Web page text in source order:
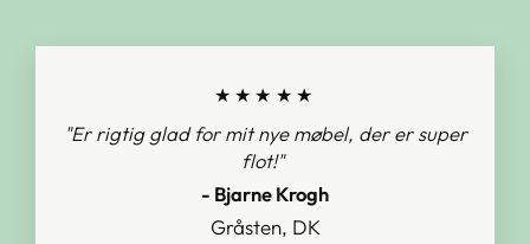
★★★★★
"Er rigtig glad for mit nye møbel, der er super
flot!"
- Bjarne Krogh
Gråsten, DK